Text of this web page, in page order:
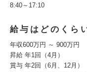
8:40～17:10
給与はどのくら
年収600万円 ～ 900万円
昇給 年1回（4月）
賞与 年2回（6月、12月）